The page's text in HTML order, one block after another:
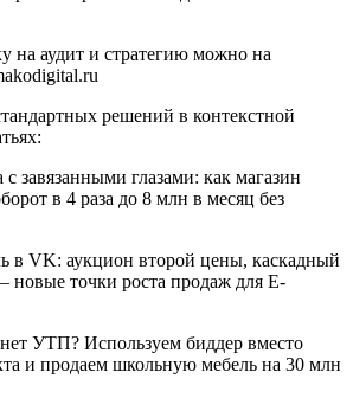
на аудит и стратегию можно на
решений в контекстной
с завязанными глазами: как магазин
в 4 раза до 8 млн в месяц без
в VK: аукцион второй цены, каскадный
новые точки роста продаж для E-
УТП? Используем биддер вместо
и продаем школьную мебель на 30 млн